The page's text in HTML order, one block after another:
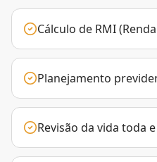
Cálculo de RMI
Planejamento
Revisão da vida toda